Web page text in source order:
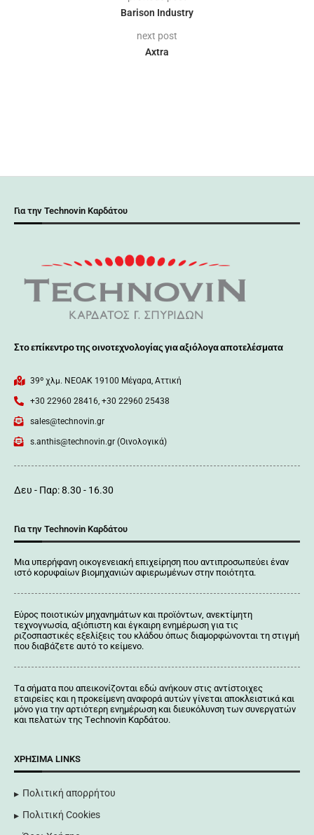
Barison Industry
next post
Axtra
Για την Technovin Καρδάτου
Στο επίκεντρο της οινοτεχνολογίας για αξιόλογα αποτελέσματα
39º χλμ. ΝΕΟΑΚ 19100 Mέγαρα, Αττική
+30 22960 28416, +30 22960 25438
sales@technovin.gr
s.anthis@technovin.gr (Οινολογικά)
Δευ - Παρ: 8.30 - 16.30
Για την Technovin Καρδάτου
Μια υπερήφανη οικογενειακή επιχείρηση που αντιπροσωπεύει έναν
ιστό κορυφαίων βιομηχανιών αφιερωμένων στην ποιότητα.
Εύρος ποιοτικών μηχανημάτων και προϊόντων, ανεκτίμητη
τεχνογνωσία, αξιόπιστη και έγκαιρη ενημέρωση για τις
ριζοσπαστικές εξελίξεις του κλάδου όπως διαμορφώνονται τη στιγμή
που διαβάζετε αυτό το κείμενο.
Tα σήματα που απεικονίζονται εδώ ανήκουν στις αντίστοιχες
εταιρείες και η προκείμενη αναφορά αυτών γίνεται αποκλειστικά και
μόνο για την αρτιότερη ενημέρωση και διευκόλυνση των συνεργατών
και πελατών της Τechnovin Kαρδάτου.
ΧΡΉΣΙΜΑ LINKS
Πολιτική απορρήτου
Πολιτική Cookies